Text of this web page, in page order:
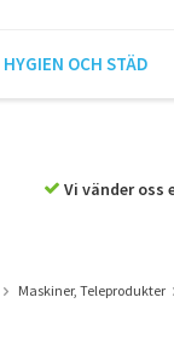
HYGIEN OCH STÄD
Vi vänder
Maskiner, Teleprodukter